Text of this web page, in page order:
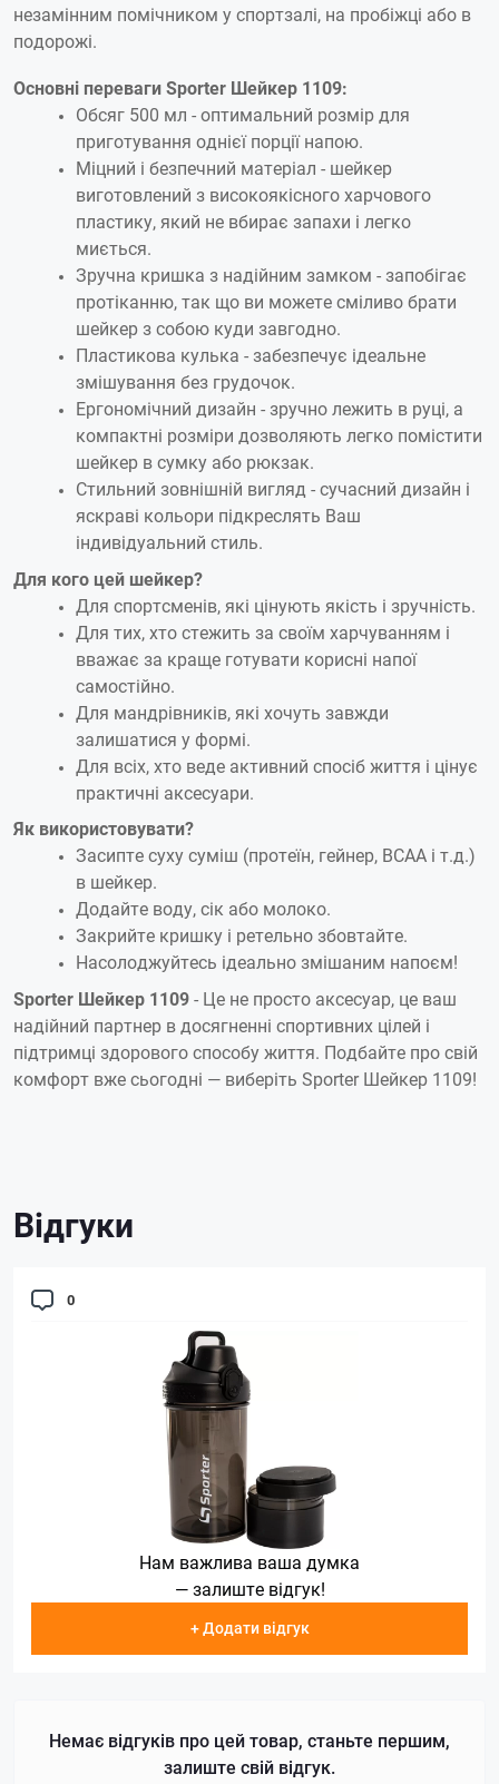
незамінним помічником у спортзалі, на пробіжці або в
подорожі.
Основні переваги Sporter Шейкер 1109:
Обсяг 500 мл - оптимальний розмір для
приготування однієї порції напою.
Міцний і безпечний матеріал - шейкер
виготовлений з високоякісного харчового
пластику, який не вбирає запахи і легко
миється.
Зручна кришка з надійним замком - запобігає
протіканню, так що ви можете сміливо брати
шейкер з собою куди завгодно.
Пластикова кулька - забезпечує ідеальне
змішування без грудочок.
Ергономічний дизайн - зручно лежить в руці, а
компактні розміри дозволяють легко помістити
шейкер в сумку або рюкзак.
Стильний зовнішній вигляд - сучасний дизайн і
яскраві кольори підкреслять Ваш
індивідуальний стиль.
Для кого цей шейкер?
Для спортсменів, які цінують якість і зручність.
Для тих, хто стежить за своїм харчуванням і
вважає за краще готувати корисні напої
самостійно.
Для мандрівників, які хочуть завжди
залишатися у формі.
Для всіх, хто веде активний спосіб життя і цінує
практичні аксесуари.
Як використовувати?
Засипте суху суміш (протеїн, гейнер, BCAA і т.д.)
в шейкер.
Додайте воду, сік або молоко.
Закрийте кришку і ретельно збовтайте.
Насолоджуйтесь ідеально змішаним напоєм!
Sporter Шейкер 1109- Це не просто аксесуар, це ваш
надійний партнер в досягненні спортивних цілей і
підтримці здорового способу життя. Подбайте про свій
комфорт вже сьогодні — виберіть Sporter Шейкер 1109!
Відгуки
0
Нам важлива ваша думка
— залиште відгук!
+ Додати відгук
Немає відгуків про цей товар, станьте першим,
залиште свій відгук.